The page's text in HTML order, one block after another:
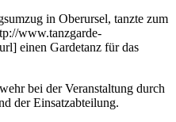
in Oberursel, tanzte zum
www.tanzgarde-
einen Gardetanz für das
bei der Veranstaltung durch
der Einsatzabteilung.